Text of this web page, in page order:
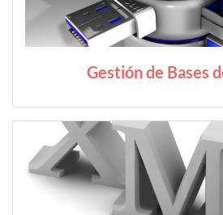
Gestión de Bases